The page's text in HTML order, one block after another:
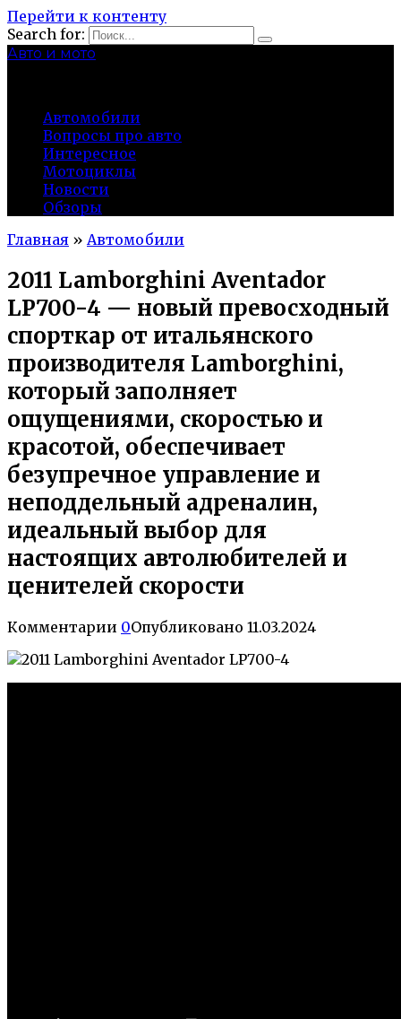
Перейти к контенту
Search for:
Авто и мото
Автомобили
Вопросы про авто
Интересное
Мотоциклы
Новости
Обзоры
Главная » Автомобили
2011 Lamborghini Aventador
LP700-4 — новый превосходный
спорткар от итальянского
производителя Lamborghini,
который заполняет
ощущениями, скоростью и
красотой, обеспечивает
безупречное управление и
неподдельный адреналин,
идеальный выбор для
настоящих автолюбителей и
ценителей скорости
Комментарии 0Опубликовано 11.03.2024